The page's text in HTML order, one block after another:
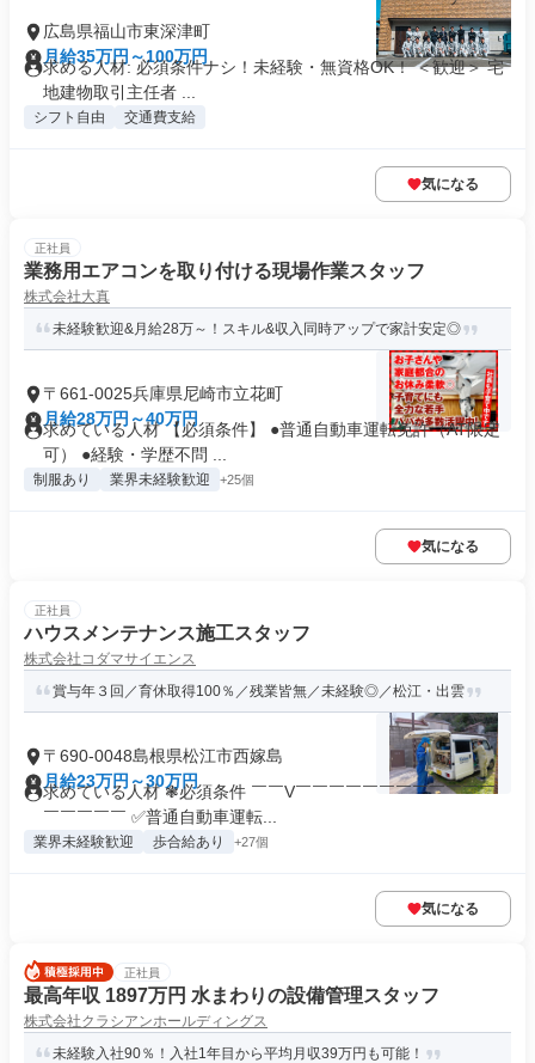
広島県福山市東深津町
月給35万円～100万円
求める人材: 必須条件ナシ！未経験・無資格OK！ ＜歓迎＞ 宅
地建物取引主任者 ...
シフト自由 交通費支給
気になる
正社員
業務用エアコンを取り付ける現場作業スタッフ
株式会社大真
未経験歓迎&月給28万～！スキル&収入同時アップで家計安定◎
〒661-0025兵庫県尼崎市立花町
月給28万円～40万円
求めている人材 【必須条件】 ●普通自動車運転免許（AT限定
可） ●経験・学歴不問 ...
制服あり 業界未経験歓迎 +25個
気になる
正社員
ハウスメンテナンス施工スタッフ
株式会社コダマサイエンス
賞与年３回／育休取得100％／残業皆無／未経験◎／松江・出雲
〒690-0048島根県松江市西嫁島
月給23万円～30万円
求めている人材 ❃必須条件 ￣￣V￣￣￣￣￣￣￣￣￣￣￣￣
￣￣￣￣￣ ✅普通自動車運転...
業界未経験歓迎 歩合給あり +27個
気になる
正社員
最高年収 1897万円 水まわりの設備管理スタッフ
株式会社クラシアンホールディングス
未経験入社90％！入社1年目から平均月収39万円も可能！